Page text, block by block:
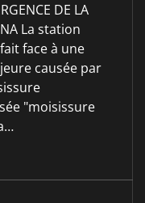
DE LA
La station
face à une
causée par
"moisissure